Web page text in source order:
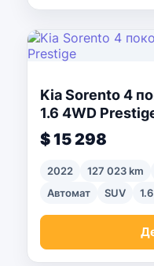
Kia Sorento 4
1.6 4WD
$ 15 298
2022 127 023 km
Автомат
SUV